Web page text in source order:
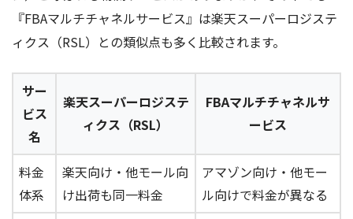
『FBAマルチチャネルサービス』は楽天スーパーロジステ
ィクス（RSL）との類似点も多く比較されます。
サー
ビス
名
楽天スーパーロジステ
ィクス（RSL）
FBAマルチチャネルサ
ービス
料金
体系
楽天向け・他モール向
け出荷も同一料金
アマゾン向け・他モー
ル向けで料金が異なる